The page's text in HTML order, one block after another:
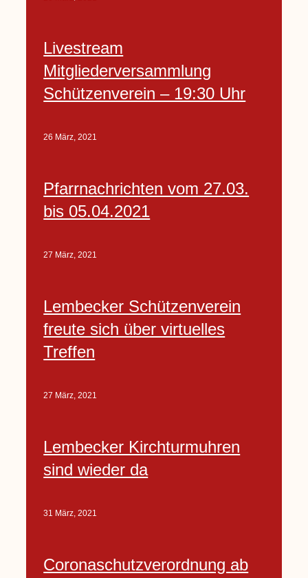
Livestream
Mitgliederversammlung
Schützenverein – 19:30 Uhr
26 März, 2021
Pfarrnachrichten vom 27.03.
bis 05.04.2021
27 März, 2021
Lembecker Schützenverein
freute sich über virtuelles
Treffen
27 März, 2021
Lembecker Kirchturmuhren
sind wieder da
31 März, 2021
Coronaschutzverordnung ab